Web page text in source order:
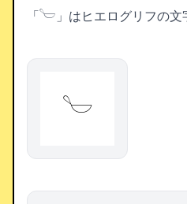
「𓎪」はヒエログリフの文
𓎪